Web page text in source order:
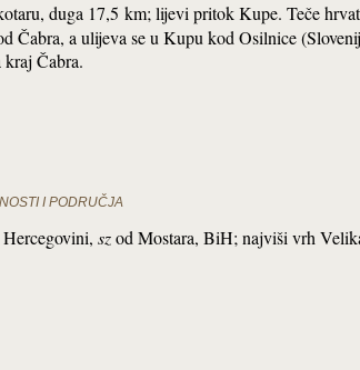
duga 17,5 km; lijevi pritok Kupe. Teče
Čabra, a ulijeva se u Kupu kod Osilnice
Čabra.
I PODRUČJA
szod Mostara, BiH; najviši vrh